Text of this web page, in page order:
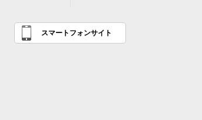
スマートフォンサイト